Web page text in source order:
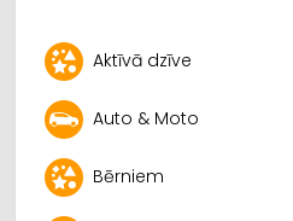
Aktīvā dzīve
Auto & Moto
Bērniem